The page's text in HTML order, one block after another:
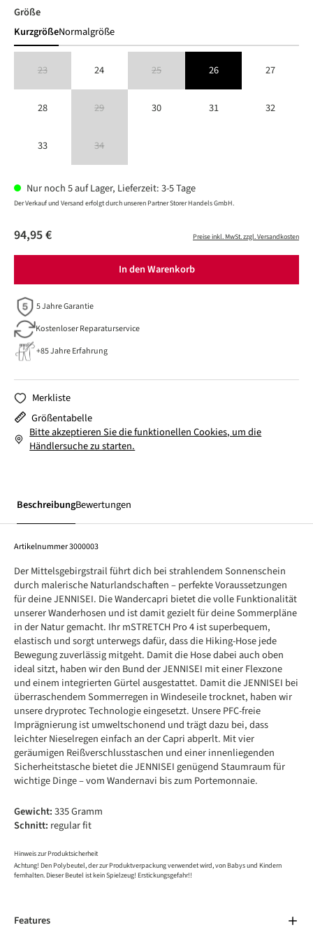
Größeauswählen
KurzgrößeNormalgröße
23 24 25 26 27
28 29 30 31 32
33 34
Nur noch 5 auf Lager, Lieferzeit: 3-5 Tage
Der Verkauf und Versand erfolgt durch unseren Partner Storer Handels GmbH.
94,95 € Preise inkl. MwSt. zzgl. Versandkosten
In den Warenkorb
5 Jahre Garantie
Kostenloser Reparaturservice
+85 Jahre Erfahrung
Merkliste
Größentabelle
Bitte akzeptieren Sie die funktionellen Cookies, um die
Händlersuche zu starten.
BeschreibungBewertungen
Artikelnummer3000003
Der Mittelsgebirgstrail führt dich bei strahlendem Sonnenschein
durch malerische Naturlandschaften – perfekte Voraussetzungen
für deine JENNISEI. Die Wandercapri bietet die volle Funktionalität
unserer Wanderhosen und ist damit gezielt für deine Sommerpläne
in der Natur gemacht. Ihr mSTRETCH Pro 4 ist superbequem,
elastisch und sorgt unterwegs dafür, dass die Hiking-Hose jede
Bewegung zuverlässig mitgeht. Damit die Hose dabei auch oben
ideal sitzt, haben wir den Bund der JENNISEI mit einer Flexzone
und einem integrierten Gürtel ausgestattet. Damit die JENNISEI bei
überraschendem Sommerregen in Windeseile trocknet, haben wir
unsere dryprotec Technologie eingesetzt. Unsere PFC-freie
Imprägnierung ist umweltschonend und trägt dazu bei, dass
leichter Nieselregen einfach an der Capri abperlt. Mit vier
geräumigen Reißverschlusstaschen und einer innenliegenden
Sicherheitstasche bietet die JENNISEI genügend Staumraum für
wichtige Dinge – vom Wandernavi bis zum Portemonnaie.
Gewicht:335 Gramm
Schnitt: regular fit
Hinweis zur Produktsicherheit
Achtung! Den Polybeutel, der zur Produktverpackung verwendet wird, von Babys und Kindern
fernhalten. Dieser Beutel ist kein Spielzeug! Erstickungsgefahr!!
Features